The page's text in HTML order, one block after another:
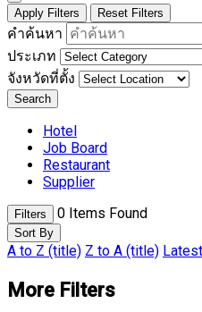
Apply Filters Reset Filters
คำค้นหา
ประเภท
จังหวัดที่ตั้ง
Search
Hotel
Job Board
Restaurant
Supplier
Filters 0 Items Found
Sort By
A to Z (title) Z to A (title)
More Filters